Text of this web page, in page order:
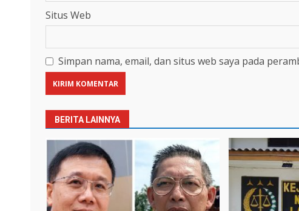
Situs Web
Simpan nama, email, dan situs web saya pada
BERITA LAINNYA